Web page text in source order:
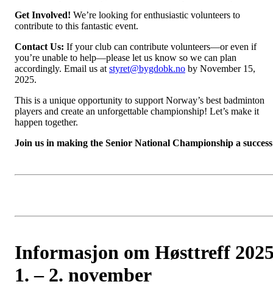
Get Involved! We’re looking for enthusiastic volunteers to
contribute to this fantastic event.
Contact Us: If your club can contribute volunteers—or even if
you’re unable to help—please let us know so we can plan
accordingly. Email us at styret@bygdobk.no by November 15,
2025.
This is a unique opportunity to support Norway’s best badminton
players and create an unforgettable championship! Let’s make it
happen together.
Join us in making the Senior National Championship a
Informasjon om Høsttreff
1. – 2. november